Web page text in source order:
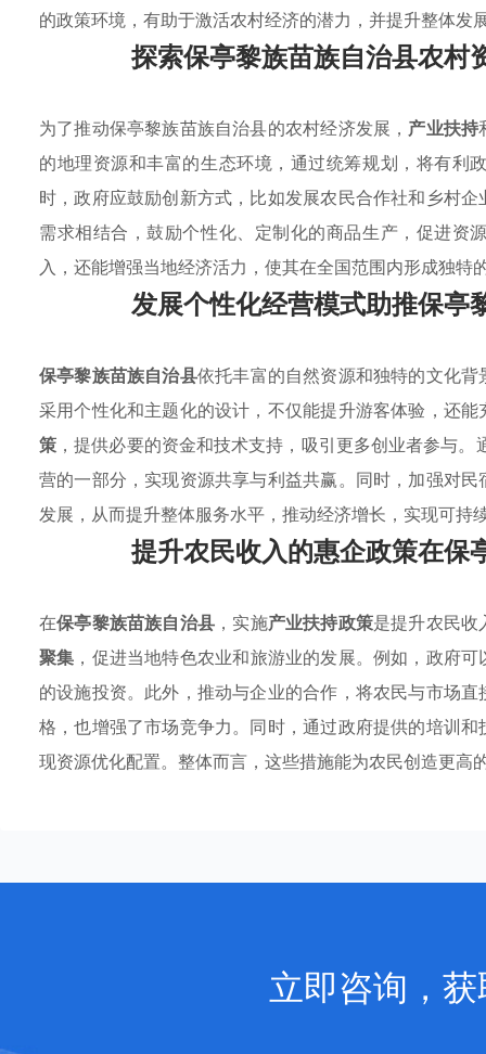
的政策环境，有助于激活农村经济的潜力，并提升整体发
探索保亭黎族苗族自治县农村
为了推动保亭黎族苗族自治县的农村经济发展， 产业扶持
的地理资源和丰富的生态环境，通过统筹规划，将有利
时，政府应鼓励创新方式，比如发展农民合作社和乡村
需求相结合，鼓励个性化、定制化的商品生产，促进资
入，还能增强当地经济活力，使其在全国范围内形成独特
发展个性化经营模式助推保亭
保亭黎族苗族自治县依托丰富的自然资源和独特的文化背
采用个性化和主题化的设计，不仅能提升游客体验，还
策 ，提供必要的资金和技术支持，吸引更多创业者参与
营的一部分，实现资源共享与利益共赢。同时，加强对
发展，从而提升整体服务水平，推动经济增长，实现可持
提升农民收入的惠企政策在保
在保亭黎族苗族自治县 ，实施产业扶持政策是提升农民收
聚集 ，促进当地特色农业和旅游业的发展。例如，政府
的设施投资。此外，推动与企业的合作，将农民与市场
格，也增强了市场竞争力。同时，通过政府提供的培训
现资源优化配置。整体而言，这些措施能为农民创造更高
立即咨询，